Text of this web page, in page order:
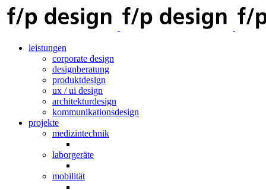
leistungen
corporate design
designberatung
produktdesign
ux / ui design
architekturdesign
kommunikationsdesign
projekte
medizintechnik
laborgeräte
mobilität